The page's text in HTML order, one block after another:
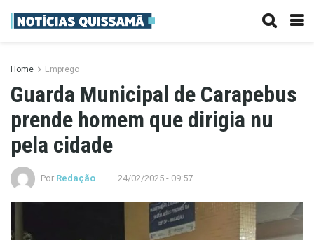
Home Emprego
Guarda Municipal de Carapebus
prende homem que dirigia nu
pela cidade
Por Redação 24/02/2025 - 09:57